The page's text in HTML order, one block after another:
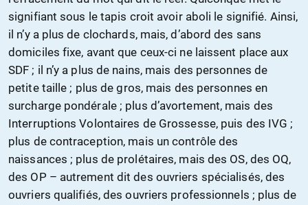
signifiant sous le tapis croit avoir aboli le signifié. Ainsi,
il n’y a plus de clochards, mais, d’abord des sans
domiciles fixe, avant que ceux-ci ne laissent place aux
SDF ; il n’y a plus de nains, mais des personnes de
petite taille ; plus de gros, mais des personnes en
surcharge pondérale ; plus d’avortement, mais des
Interruptions Volontaires de Grossesse, puis des IVG ;
plus de contraception, mais un contrôle des
naissances ; plus de prolétaires, mais des OS, des OQ,
des OP – autrement dit des ouvriers spécialisés, des
ouvriers qualifiés, des ouvriers professionnels ; plus de